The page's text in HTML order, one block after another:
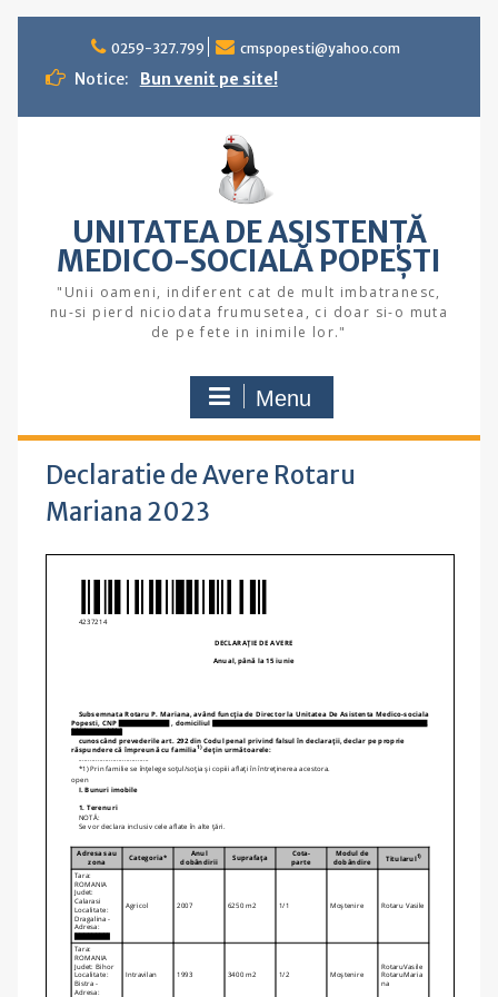
content
0259-327.799 cmspopesti@yahoo.com
Notice: Bun venit pe site!
UNITATEA DE ASISTENȚĂ
MEDICO-SOCIALĂ POPEŞTI
"Unii oameni, indiferent cat de mult imbatranesc,
nu-si pierd niciodata frumusetea, ci doar si-o muta
de pe fete in inimile lor."
Menu
Declaratie de Avere Rotaru
Mariana 2023